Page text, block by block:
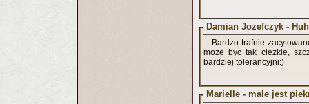
Damian Jozefczyk - Huh
Bardzo trafnie
moze byc tak ciezkie,
bardziej tolerancyjni:)
Marielle - male jest